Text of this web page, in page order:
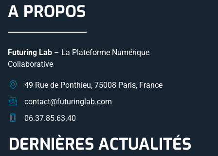
A PROPOS
Futuring Lab – La Plateforme Numérique
Collaborative
49 Rue de Ponthieu, 75008 Paris, France
contact@futuringlab.com
06.37.85.63.40
DERNIÈRES ACTUALITÉS